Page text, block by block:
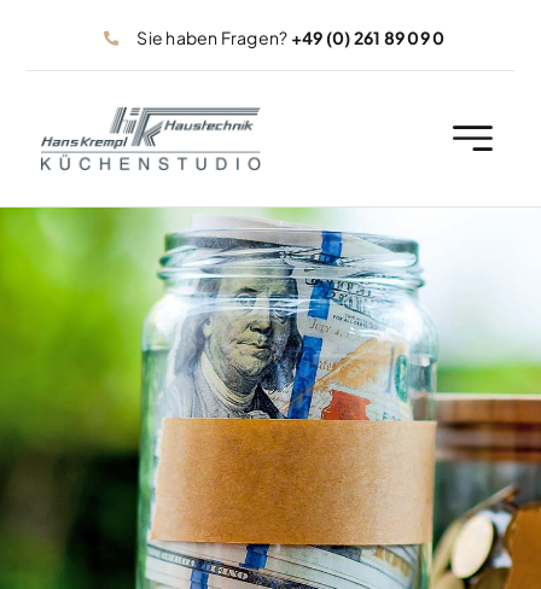
Sie haben Fragen? +49 (0) 261 89 09 0